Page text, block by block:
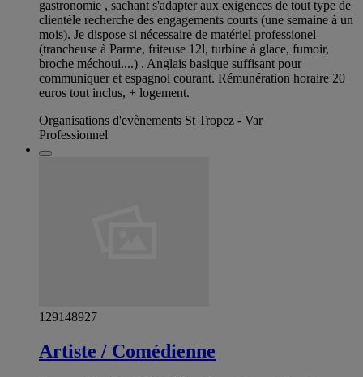
gastronomie , sachant s'adapter aux exigences de tout type de
clientèle recherche des engagements courts (une semaine à un
mois). Je dispose si nécessaire de matériel professionel
(trancheuse à Parme, friteuse 12l, turbine à glace, fumoir,
broche méchoui....) . Anglais basique suffisant pour
communiquer et espagnol courant. Rémunération horaire 20
euros tout inclus, + logement.
Organisations d'evènements St Tropez - Var
Professionnel
129148927
Artiste / Comédienne